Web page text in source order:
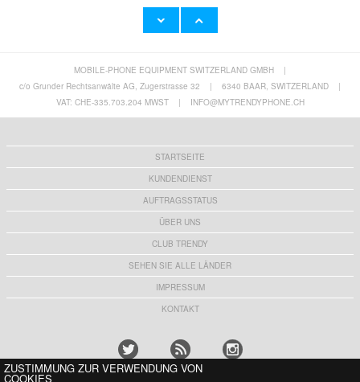
Samsung Galaxy S25+ Vertikale Flip Hülle -
Schwarz
MOBILE-PHONE EQUIPMENT SWITZERLAND GMBH
|
c/o Grunder Rechtsanwälte AG, Zugerstrasse 32
| 6340 BAAR, SWITZERLAND
|
VAT: CHE-335.703.204 MWST
| INFO@MYTRENDYPHONE.CH
STARTSEITE
KUNDENDIENST
AUFTRAGSSTATUS
ÜBER UNS
CLUB TRENDY
SEHEN SIE ALLE LÄNDER
IMPRESSUM
KONTAKT
ZUSTIMMUNG ZUR VERWENDUNG VON
COOKIES